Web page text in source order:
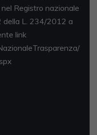
Registro nazionale
della L. 234/2012 a
link